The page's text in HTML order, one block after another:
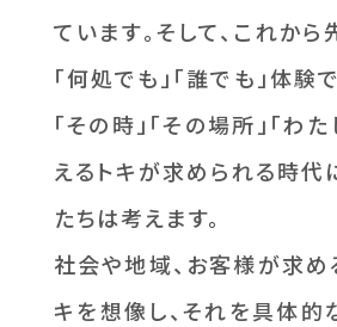
ています。そして、これから
「何処でも」「誰でも」体験
「その時」「その場所」「わ
えるトキが求められる時代
たちは考えます。
社会や地域、お客様が求め
キを想像し、それを具体的